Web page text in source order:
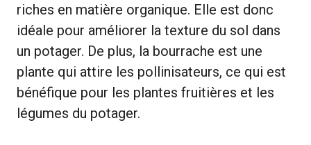
riches en matière organique. Elle est donc
idéale pour améliorer la texture du sol dans
un potager. De plus, la bourrache est une
plante qui attire les pollinisateurs, ce qui est
bénéfique pour les plantes fruitières et les
légumes du potager.